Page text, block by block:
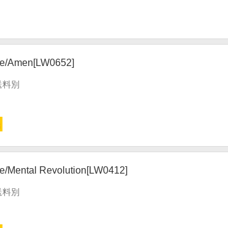
Amen[LW0652]
料別
Mental Revolution[LW0412]
料別